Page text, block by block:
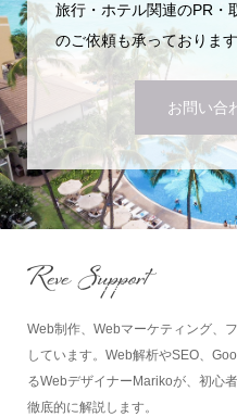
旅行・ホテル関連のPR・
のご依頼も承っております
お問い合
Web制作、Webマーケティング、
しています。Web解析やSEO、
るWebデザイナーMarikoが、初心
徹底的に解説します。